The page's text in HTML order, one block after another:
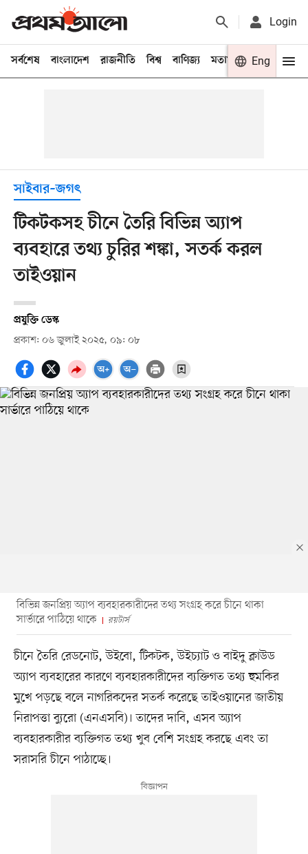
Login
সর্বশেষ বাংলাদেশ রাজনীতি বিশ্ব বাণিজ্য মতামত খেলা
Eng
সাইবার–জগৎ
টিকটকসহ চীনে তৈরি বিভিন্ন অ্যাপ
ব্যবহারে তথ্য চুরির শঙ্কা, সতর্ক করল
তাইওয়ান
প্রযুক্তি ডেস্ক
প্রকাশ: ০৬ জুলাই ২০২৫, ০৯: ০৮
বিভিন্ন জনপ্রিয় অ্যাপ ব্যবহারকারীদের তথ্য সংগ্রহ করে চীনে থাকা
সার্ভারে পাঠিয়ে থাকে
রয়টার্স
চীনে তৈরি রেডনোট, উইবো, টিকটক, উইচ্যাট ও বাইদু ক্লাউড
অ্যাপ ব্যবহারের কারণে ব্যবহারকারীদের ব্যক্তিগত তথ্য হুমকির
মুখে পড়ছে বলে নাগরিকদের সতর্ক করেছে তাইওয়ানের জাতীয়
নিরাপত্তা ব্যুরো (এনএসবি)। তাদের দাবি, এসব অ্যাপ
ব্যবহারকারীর ব্যক্তিগত তথ্য খুব বেশি সংগ্রহ করছে এবং তা
সরাসরি চীনে পাঠাচ্ছে।